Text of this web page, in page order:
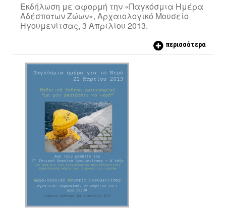
Εκδήλωση με αφορμή την «Παγκόσμια Ημέρα
Αδέσποτων Ζώων», Αρχαιολογικό Μουσείο
Ηγουμενίτσας, 3 Απριλίου 2013.
περισσότερα